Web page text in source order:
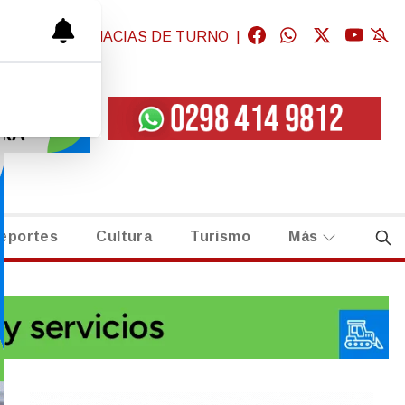
| FARMACIAS DE TURNO
Cultura Turismo Más